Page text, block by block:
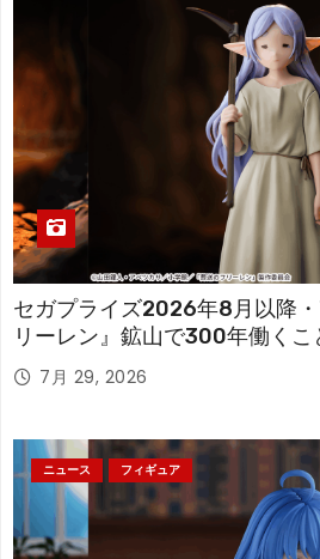
セガプライズ2026年8月以降
リーレン』鉱山で300年働くこ
「フリーレン」を立体化！
7月 29, 2026
ニュース フィギュア